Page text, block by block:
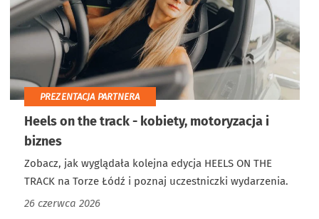
PREZENTACJA PARTNERA
Heels on the track - kobiety, motoryzacja i
biznes
Zobacz, jak wyglądała kolejna edycja HEELS ON THE
TRACK na Torze Łódź i poznaj uczestniczki wydarzenia.
26 czerwca 2026